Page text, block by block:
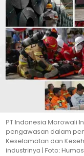
PT Indonesia Morowali
pengawasan dalam
Keselamatan dan
industrinya | Foto: Humas